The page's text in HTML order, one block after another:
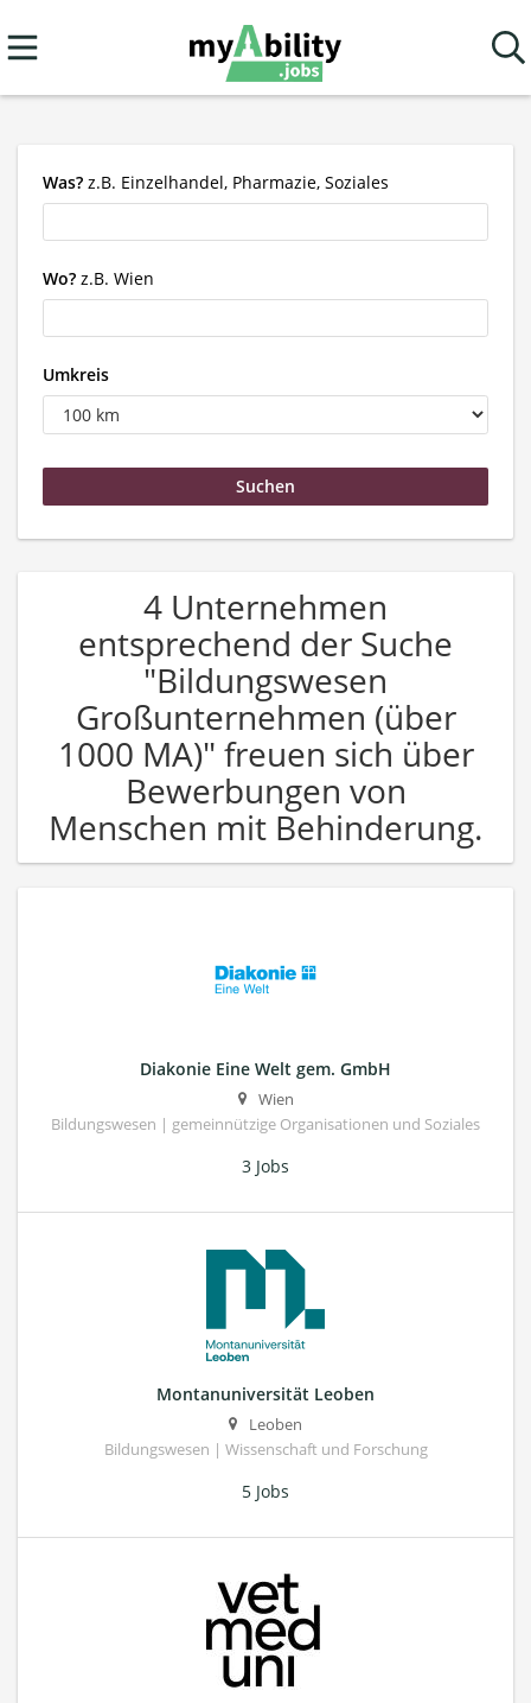
Was? z.B. Einzelhandel, Pharmazie, Soziales
Wo? z.B. Wien
Umkreis
4 Unternehmen
entsprechend der Suche
"Bildungswesen
Großunternehmen (über
1000 MA)" freuen sich über
Bewerbungen von
Menschen mit Behinderung.
Diakonie Eine Welt gem. GmbH
Wien
Bildungswesen | gemeinnützige Organisationen und Soziales
3 Jobs
Montanuniversität Leoben
Leoben
Bildungswesen | Wissenschaft und Forschung
5 Jobs